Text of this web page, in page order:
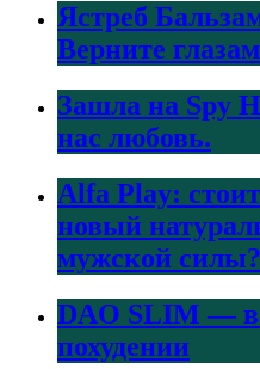
Ястреб
Верните
Зашла на Spy
нас любовь.
Alfa Play:
новый
мужской силы?
DAO SLIM —
похудении